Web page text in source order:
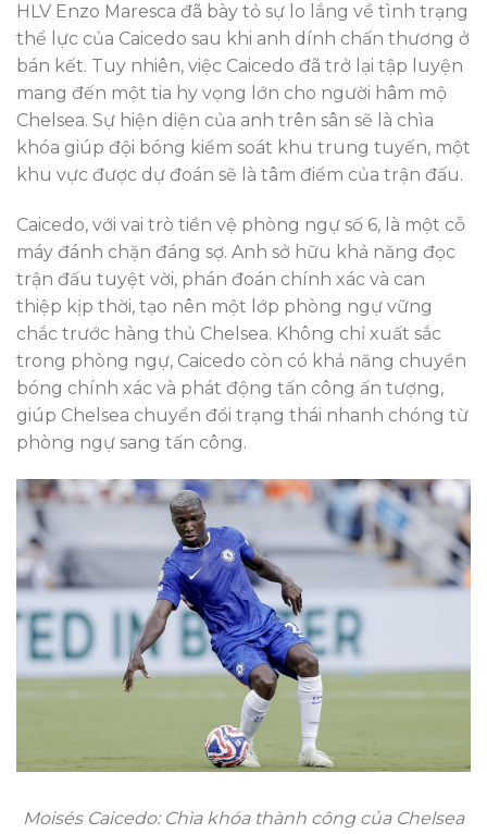
HLV Enzo Maresca đã bày tỏ sự lo lắng về tình trạng
thể lực của Caicedo sau khi anh dính chấn thương ở
bán kết. Tuy nhiên, việc Caicedo đã trở lại tập luyện
mang đến một tia hy vọng lớn cho người hâm mộ
Chelsea. Sự hiện diện của anh trên sân sẽ là chìa
khóa giúp đội bóng kiểm soát khu trung tuyến, một
khu vực được dự đoán sẽ là tâm điểm của trận đấu.
Caicedo, với vai trò tiền vệ phòng ngự số 6, là một cỗ
máy đánh chặn đáng sợ. Anh sở hữu khả năng đọc
trận đấu tuyệt vời, phán đoán chính xác và can
thiệp kịp thời, tạo nên một lớp phòng ngự vững
chắc trước hàng thủ Chelsea. Không chỉ xuất sắc
trong phòng ngự, Caicedo còn có khả năng chuyền
bóng chính xác và phát động tấn công ấn tượng,
giúp Chelsea chuyển đổi trạng thái nhanh chóng từ
phòng ngự sang tấn công.
Moisés Caicedo: Chìa khóa thành công của Chelsea